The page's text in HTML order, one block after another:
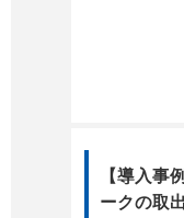
【導入事
ークの取